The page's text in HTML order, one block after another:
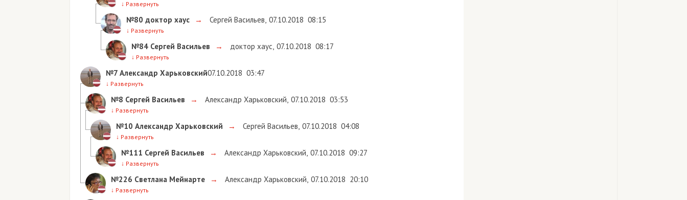
↓ Развернуть
№80 доктор хаус → Сергей Васильев, 07.10.2018 08:15
↓ Развернуть
№84 Сергей Васильев → доктор хаус, 07.10.2018 08:17
↓ Развернуть
№7 Александр Харьковский07.10.2018 03:47
↓ Развернуть
№8 Сергей Васильев → Александр Харьковский, 07.10.2018 03:53
↓ Развернуть
№10 Александр Харьковский → Сергей Васильев, 07.10.2018 04:08
↓ Развернуть
№111 Сергей Васильев → Александр Харьковский, 07.10.2018 09:27
↓ Развернуть
№226 Светлана Мейнарте → Александр Харьковский, 07.10.2018 20:10
↓ Развернуть